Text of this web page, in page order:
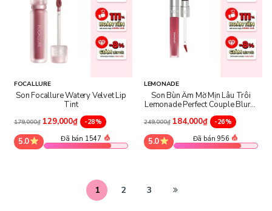
FOCALLURE
Son Focallure Watery Velvet Lip
Tint
179,000₫ 129,000₫ -28%
5.0 Đã bán 1547
LEMONADE
Son Bùn Ấm Mờ Mịn Lâu Trôi
Lemonade Perfect Couple Blurry
Stain Lip Cream
249,000₫ 184,000₫ -26%
5.0 Đã bán 956
1 2 3